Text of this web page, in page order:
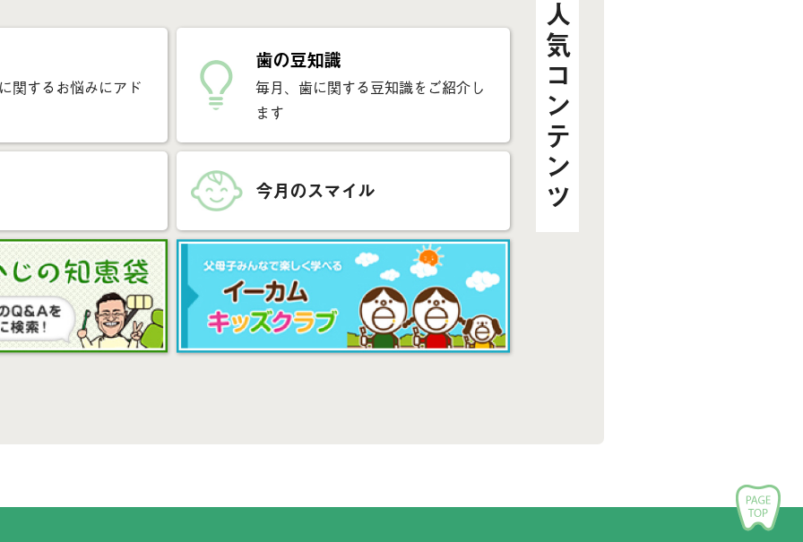
人気コンテンツ
関するお悩みにアド
歯の豆知識
毎月、歯に関する豆知識をご紹介し
ます
今月のスマイル